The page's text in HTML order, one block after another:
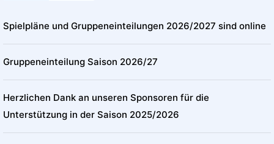
Spielpläne und Gruppeneinteilungen 2026/2027 sind online
Gruppeneinteilung Saison 2026/27
Herzlichen Dank an unseren Sponsoren für die
Unterstützung in der Saison 2025/2026